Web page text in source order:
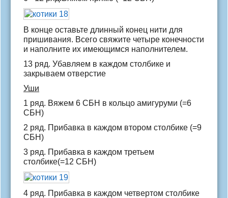
В конце оставьте длинный конец нити для
пришивания. Всего свяжите четыре конечности
и наполните их имеющимся наполнителем.
13 ряд. Убавляем в каждом столбике и
закрываем отверстие
Уши
1 ряд. Вяжем 6 СБН в кольцо амигуруми (=6
СБН)
2 ряд. Прибавка в каждом втором столбике (=9
СБН)
3 ряд. Прибавка в каждом третьем
столбике(=12 СБН)
4 ряд. Прибавка в каждом четвертом столбике